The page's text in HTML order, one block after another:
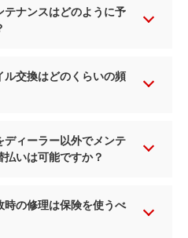
テナンスはどのように予
ル交換はどのくらいの頻
ディーラー以外でメンテ
いは可能ですか？
時の修理は保険を使うべ